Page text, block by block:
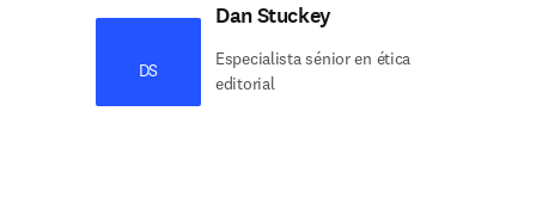
DS
Dan Stuckey
Especialista sénior en ética
editorial